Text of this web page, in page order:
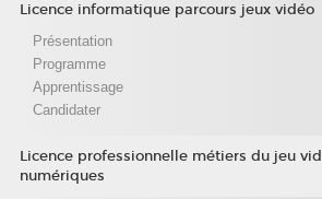
Licence informatique parcours jeux vidéo
Présentation
Programme
Apprentissage
Candidater
Licence professionnelle métiers du jeu
numériques